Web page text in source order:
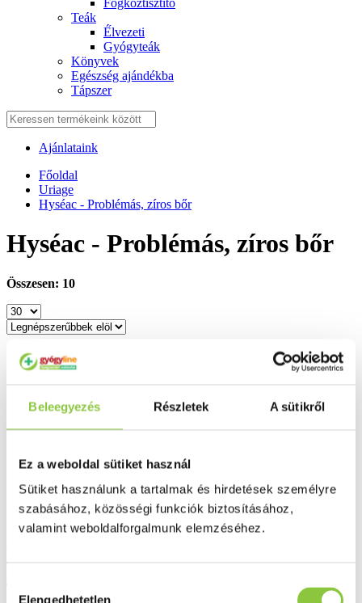
Beleegyezés Részletek A sütikről
Ez a weboldal sütiket használ
Sütiket használunk a tartalmak és hirdetések személyre
szabásához, közösségi funkciók biztosításához,
valamint weboldalforgalmunk elemzéséhez.
Elengedhetetlen
Fogköztisztító
Teák
É́lvezeti
Gyógyteák
Könyvek
Egészség ajándékba
Tápszer
Ajánlataink
Főoldal
Uriage
Hyséac - Problémás, zíros bőr
Hyséac - Problémás, zíros bőr
Összesen: 10